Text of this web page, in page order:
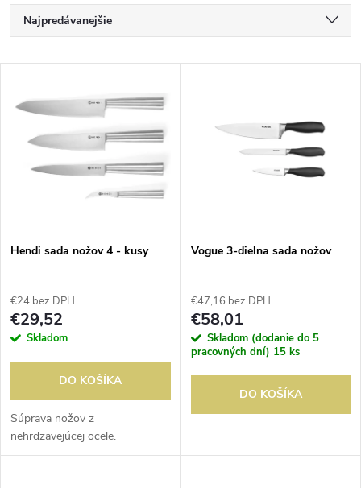
R
a
d
e
p
r
d
u
Najpredávanejšie
Abecedne
ý
s
r
o
d
u
Hendi sada nožov 4 - kusy
€24 bez DPH
€29,52
Skladom
DO KOŠÍKA
Súprava nožov z
nehrdzavejúcej ocele.
Vogue 3-dielna sada nožov
€47,16 bez DPH
€58,01
Skladom (dodanie do 5
pracovných dní) 15 ks
DO KOŠÍKA